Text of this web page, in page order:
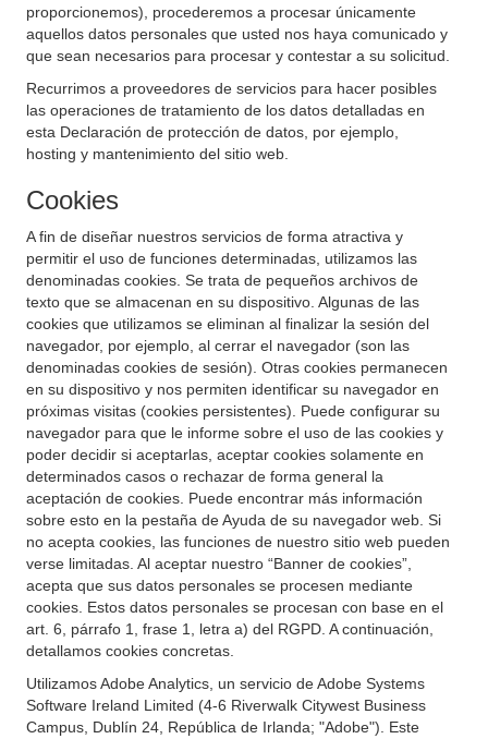
proporcionemos), procederemos a procesar únicamente
aquellos datos personales que usted nos haya comunicado y
que sean necesarios para procesar y contestar a su solicitud.
Recurrimos a proveedores de servicios para hacer posibles
las operaciones de tratamiento de los datos detalladas en
esta Declaración de protección de datos, por ejemplo,
hosting y mantenimiento del sitio web.
Cookies
A fin de diseñar nuestros servicios de forma atractiva y
permitir el uso de funciones determinadas, utilizamos las
denominadas cookies. Se trata de pequeños archivos de
texto que se almacenan en su dispositivo. Algunas de las
cookies que utilizamos se eliminan al finalizar la sesión del
navegador, por ejemplo, al cerrar el navegador (son las
denominadas cookies de sesión). Otras cookies permanecen
en su dispositivo y nos permiten identificar su navegador en
próximas visitas (cookies persistentes). Puede configurar su
navegador para que le informe sobre el uso de las cookies y
poder decidir si aceptarlas, aceptar cookies solamente en
determinados casos o rechazar de forma general la
aceptación de cookies. Puede encontrar más información
sobre esto en la pestaña de Ayuda de su navegador web. Si
no acepta cookies, las funciones de nuestro sitio web pueden
verse limitadas. Al aceptar nuestro “Banner de cookies”,
acepta que sus datos personales se procesen mediante
cookies. Estos datos personales se procesan con base en el
art. 6, párrafo 1, frase 1, letra a) del RGPD. A continuación,
detallamos cookies concretas.
Utilizamos Adobe Analytics, un servicio de Adobe Systems
Software Ireland Limited (4-6 Riverwalk Citywest Business
Campus, Dublín 24, República de Irlanda; "Adobe"). Este